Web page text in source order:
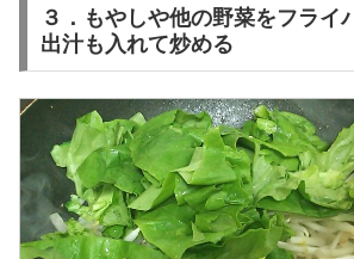
３．もやしや他の野菜をフライ
出汁も入れて炒める